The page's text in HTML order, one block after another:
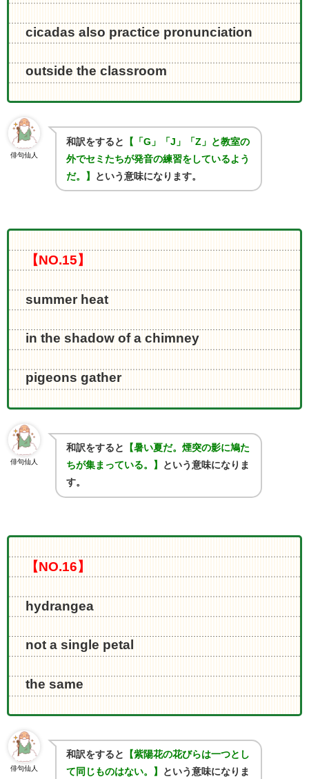
cicadas also practice pronunciation
outside the classroom
俳句仙人
和訳をすると 【「G 」「J 」「Z 」と教室の
外でセミたちが発音の練習をしているよう
だ。】
という意味になります。
【NO.15】
summer heat
in the shadow of a chimney
pigeons gather
俳句仙人
和訳をすると
【暑い夏だ。煙突の影に鳩た
ちが集まっている。】
という意味になりま
す。
【NO.16】
hydrangea
not a single petal
the same
俳句仙人
和訳をすると
【紫陽花の花びらは一つとし
て同じものはない。】
という意味になりま